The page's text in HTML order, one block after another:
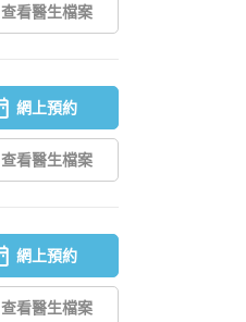
查看醫生檔案
網上預約
查看醫生檔案
網上預約
查看醫生檔案